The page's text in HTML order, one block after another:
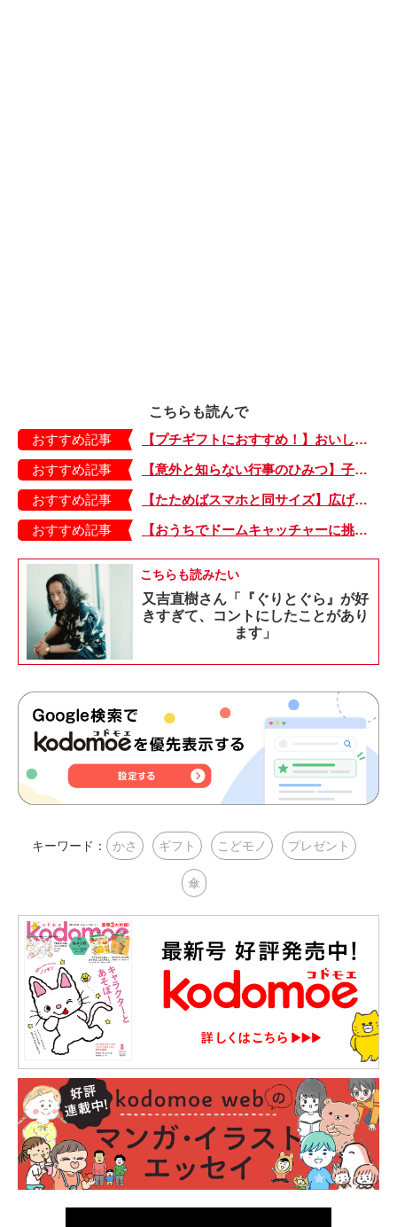
こちらも読んで
おすすめ記事
【プチギフトにおすすめ！】おいしいお茶でホッとひと息。箱がかわいい「ティーバッグ」
おすすめ記事
【意外と知らない行事のひみつ】子どもにはどう伝える？「お盆」って何だろう？
おすすめ記事
【たためばスマホと同サイズ】広げるとビビッドでジューシーな柄が目を引くコンパクトな「扇子」
おすすめ記事
【おうちでドームキャッチャーに挑戦だ】アンパンマン わくわくドームキャッチャー
こちらも読みたい
又吉直樹さん「『ぐりとぐら』が好
きすぎて、コントにしたことがあり
ます」
キーワード： かさ ギフト こどモノ プレゼント
傘